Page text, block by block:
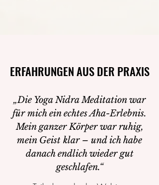
ERFAHRUNGEN AUS DER PRAXIS
ERFAHRUNGEN AUS DER PRAXIS
„Die Yoga Nidra Meditation war
für mich ein echtes Aha-Erlebnis.
Mein ganzer Körper war ruhig,
mein Geist klar – und ich habe
danach endlich wieder gut
geschlafen.“